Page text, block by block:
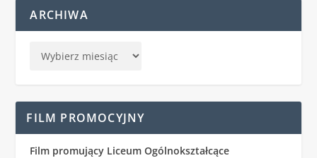
ARCHIWA
FILM PROMOCYJNY
Film promujący Liceum Ogólnokształcące